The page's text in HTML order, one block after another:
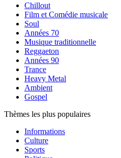
Chillout
Film et Comédie musicale
Soul
Années 70
Musique traditionnelle
Reggaeton
Années 90
Trance
Heavy Metal
Ambient
Gospel
Thèmes les plus populaires
Informations
Culture
Sports